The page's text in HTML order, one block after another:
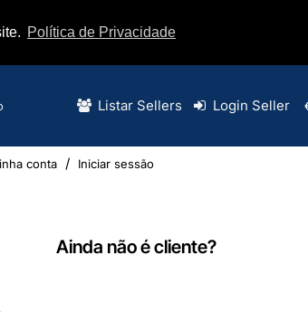
Política de Privacidade
Listar Sellers Login Seller
conta Iniciar sessão
Ainda não é cliente?